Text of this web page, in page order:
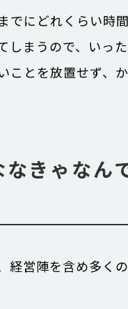
でにどれくらい時
しまうので、いっ
ことを放置せず、
きゃなん
経営陣を含め多く